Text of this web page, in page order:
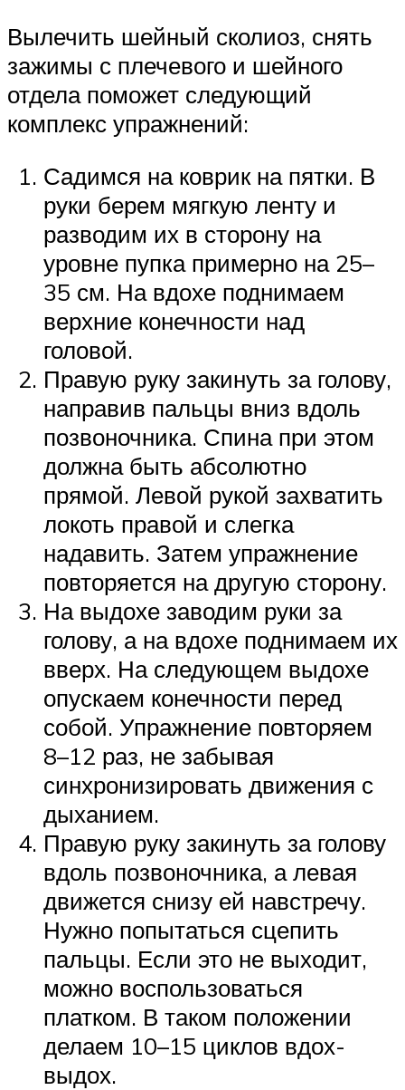
Вылечить шейный сколиоз, снять
зажимы с плечевого и шейного
отдела поможет следующий
комплекс упражнений:
Садимся на коврик на пятки. В
руки берем мягкую ленту и
разводим их в сторону на
уровне пупка примерно на 25–
35 см. На вдохе поднимаем
верхние конечности над
головой.
Правую руку закинуть за голову,
направив пальцы вниз вдоль
позвоночника. Спина при этом
должна быть абсолютно
прямой. Левой рукой захватить
локоть правой и слегка
надавить. Затем упражнение
повторяется на другую сторону.
На выдохе заводим руки за
голову, а на вдохе поднимаем их
вверх. На следующем выдохе
опускаем конечности перед
собой. Упражнение повторяем
8–12 раз, не забывая
синхронизировать движения с
дыханием.
Правую руку закинуть за голову
вдоль позвоночника, а левая
движется снизу ей навстречу.
Нужно попытаться сцепить
пальцы. Если это не выходит,
можно воспользоваться
платком. В таком положении
делаем 10–15 циклов вдох-
выдох.